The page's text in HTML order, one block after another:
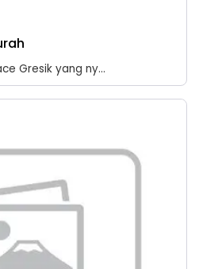
Gresik yang ny...